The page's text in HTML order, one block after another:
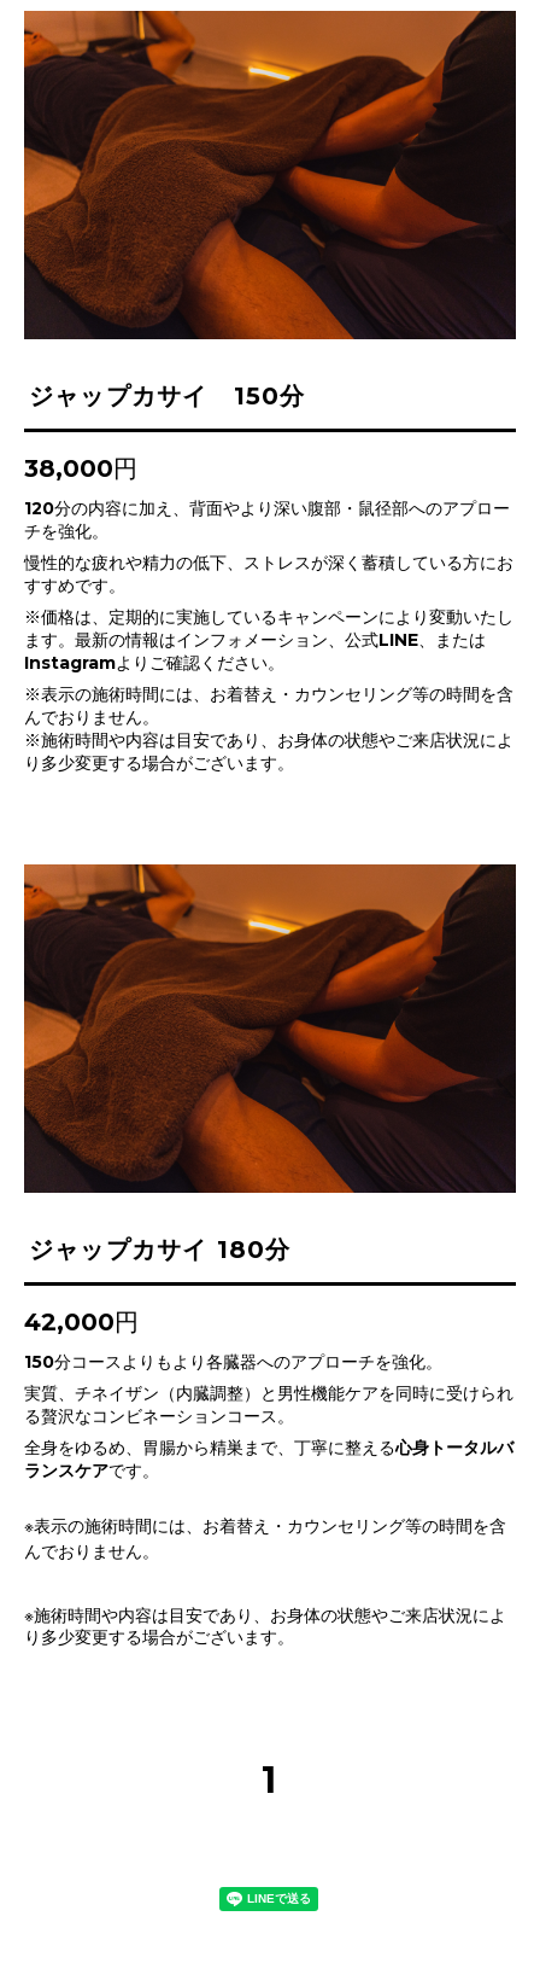
ジャップカサイ 150分
38,000円
120分の内容に加え、背面やより深い腹部・鼠径部へのアプロー
チを強化。
慢性的な疲れや精力の低下、ストレスが深く蓄積している方にお
すすめです。
※価格は、定期的に実施しているキャンペーンにより変動いたし
ます。最新の情報はインフォメーション、公式LINE、または
Instagramよりご確認ください。
※表示の施術時間には、お着替え・カウンセリング等の時間を含
んでおりません。
※施術時間や内容は目安であり、お身体の状態やご来店状況によ
り多少変更する場合がございます。
ジャップカサイ 180分
42,000円
150分コースよりもより各臓器へのアプローチを強化。
実質、チネイザン（内臓調整）と男性機能ケアを同時に受けられ
る贅沢なコンビネーションコース。
全身をゆるめ、胃腸から精巣まで、丁寧に整える心身トータルバ
ランスケアです。
※表示の施術時間には、お着替え・カウンセリング等の時間を含
んでおりません。
※施術時間や内容は目安であり、お身体の状態やご来店状況によ
り多少変更する場合がございます。
1